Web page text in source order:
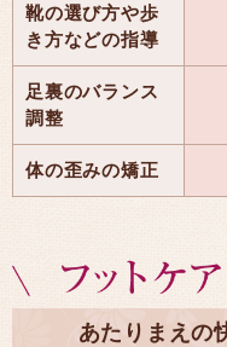
靴の選び方や歩
き方などの指導
足裏のバランス
調整
体の歪みの矯正
あたりまえの